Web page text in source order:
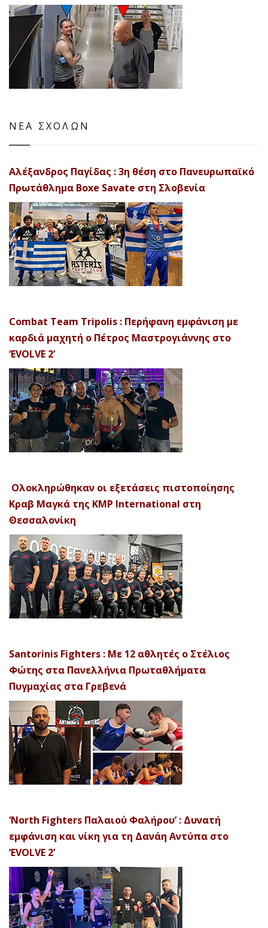
ΝΕΑ ΣΧΟΛΩΝ
Αλέξανδρος Παγίδας : 3η θέση στο Πανευρωπαϊκό
Πρωτάθλημα Boxe Savate στη Σλοβενία
Combat Team Tripolis : Περήφανη εμφάνιση με
καρδιά μαχητή ο Πέτρος Μαστρογιάννης στο
‘EVOLVE 2’
Ολοκληρώθηκαν οι εξετάσεις πιστοποίησης
Κραβ Μαγκά της KMP International στη
Θεσσαλονίκη
Santorinis Fighters : Με 12 αθλητές ο Στέλιος
Φώτης στα Πανελλήνια Πρωταθλήματα
Πυγμαχίας στα Γρεβενά
‘North Fighters Παλαιού Φαλήρου’ : Δυνατή
εμφάνιση και νίκη για τη Δανάη Αντύπα στο
‘EVOLVE 2’